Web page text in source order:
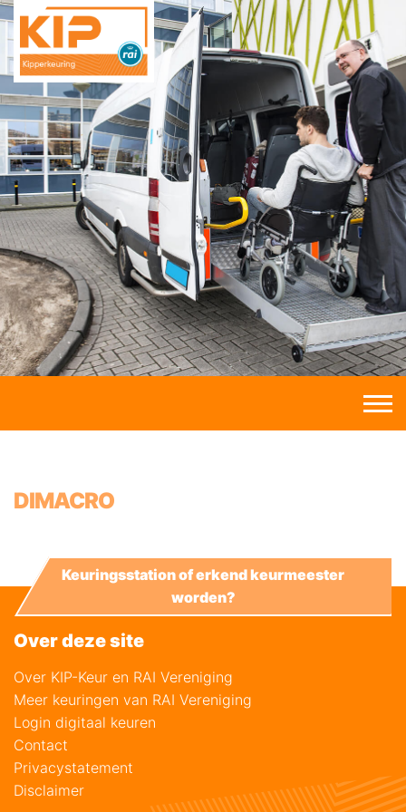
DIMACRO
Over deze site
Over KIP-Keur en RAI Vereniging
Meer keuringen van RAI Vereniging
Login digitaal keuren
Contact
Privacystatement
Disclaimer
Keuringsstation of erkend keurmeester
worden?